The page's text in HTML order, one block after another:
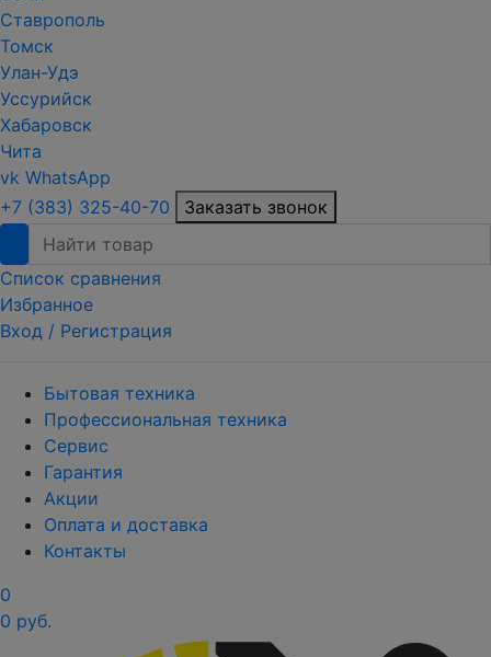
Ставрополь
Томск
Улан-Удэ
Уссурийск
Хабаровск
Чита
vk WhatsApp
+7 (383) 325-40-70
Заказать звонок
Список сравнения
Избранное
Вход / Регистрация
Бытовая техника
Профессиональная техника
Сервис
Гарантия
Акции
Оплата и доставка
Контакты
0
0 руб.